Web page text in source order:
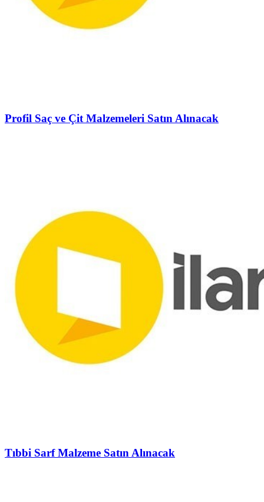
Profil Saç ve Çit Malzemeleri Satın Alınacak
Tıbbi Sarf Malzeme Satın Alınacak